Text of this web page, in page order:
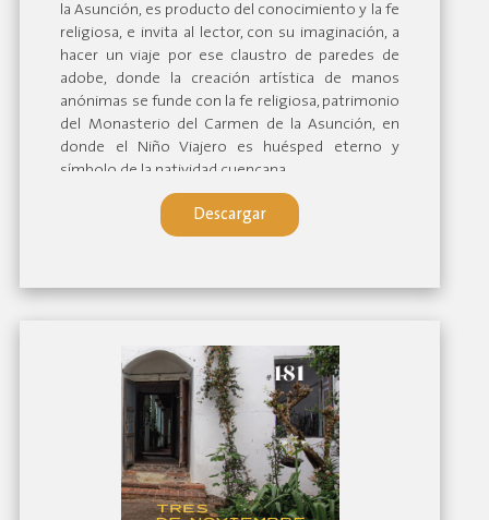
la Asunción, es producto del conocimiento y la fe
religiosa, e invita al lector, con su imaginación, a
hacer un viaje por ese claustro de paredes de
adobe, donde la creación artística de manos
anónimas se funde con la fe religiosa, patrimonio
del Monasterio del Carmen de la Asunción, en
donde el Niño Viajero es huésped eterno y
símbolo de la natividad cuencana.
Descargar